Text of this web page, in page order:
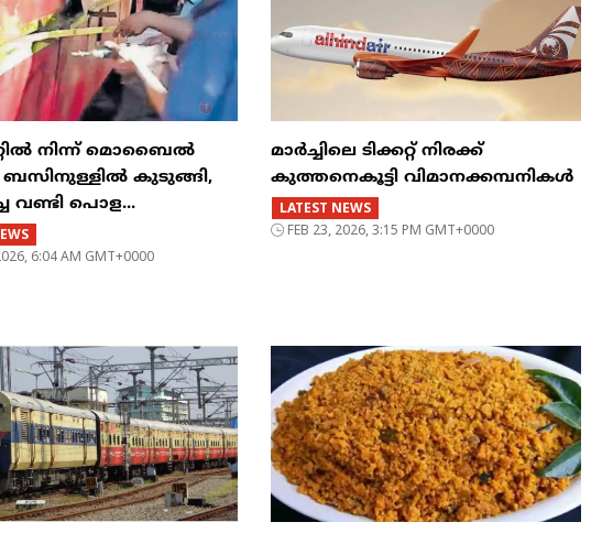
നിന്ന് മൊബൈൽ
കുടുങ്ങി,
വണ്ടി പൊള...
6:04 AM GMT+0000
മാർച്ചിലെ ടിക്കറ്റ് നിരക്ക്
കുത്തനെകൂട്ടി വിമാനക്കമ്പനികൾ
LATEST NEWS
FEB 23, 2026, 3:15 PM GMT+0000